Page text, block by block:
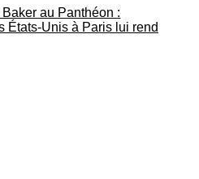
au Panthéon :
États-Unis à Paris lui rend